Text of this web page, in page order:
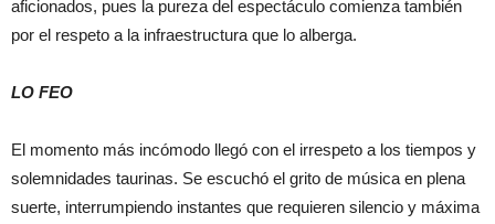
aficionados, pues la pureza del espectáculo comienza también
por el respeto a la infraestructura que lo alberga.
LO FEO
El momento más incómodo llegó con el irrespeto a los tiempos y
solemnidades taurinas. Se escuchó el grito de música en plena
suerte, interrumpiendo instantes que requieren silencio y máxima